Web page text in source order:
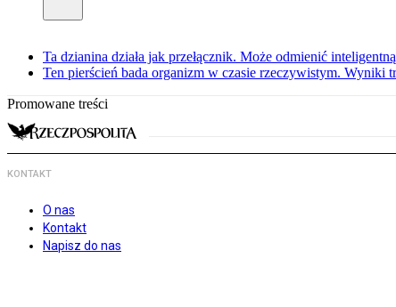
Ta dzianina działa jak przełącznik. Może odmienić
Ten pierścień bada organizm w czasie rzeczywistym. Wyniki
Promowane treści
KONTAKT
O nas
Kontakt
Napisz do nas